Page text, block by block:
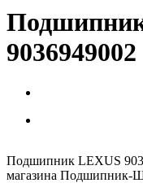
9036949002
Подшипник LEXUS
магазина Подшипник-